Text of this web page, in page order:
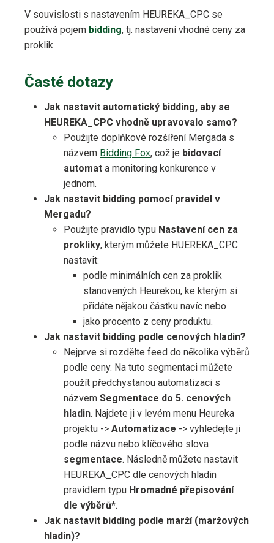
V souvislosti s nastavením HEUREKA_CPC se
používá pojem bidding, tj. nastavení vhodné ceny za
proklik.
Časté dotazy
Jak nastavit automatický bidding, aby se
HEUREKA_CPC vhodně upravovalo samo?
Použijte doplňkové rozšíření Mergada s
názvem Bidding Fox, což je bidovací
automat a monitoring konkurence v
jednom.
Jak nastavit bidding pomocí pravidel v
Mergadu?
Použijte pravidlo typu Nastavení cen za
prokliky, kterým můžete HUEREKA_CPC
nastavit:
podle minimálních cen za proklik
stanovených Heurekou, ke kterým si
přidáte nějakou částku navíc nebo
jako procento z ceny produktu.
Jak nastavit bidding podle cenových hladin?
Nejprve si rozdělte feed do několika výběrů
podle ceny. Na tuto segmentaci můžete
použít předchystanou automatizaci s
názvem Segmentace do 5. cenových
hladin. Najdete ji v levém menu Heureka
projektu -> Automatizace -> vyhledejte ji
podle názvu nebo klíčového slova
segmentace. Následně můžete nastavit
HEUREKA_CPC dle cenových hladin
pravidlem typu Hromadné přepisování
dle výběrů*.
Jak nastavit bidding podle marží (maržových
hladin)?